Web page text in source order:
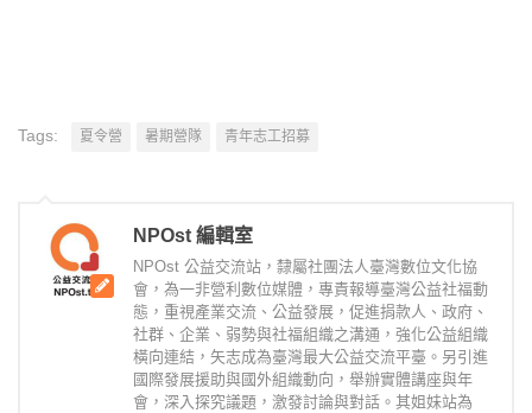
Tags: 夏令營 暑期營隊 青年志工招募
NPOst 編輯室
NPOst 公益交流站，隸屬社團法人臺灣數位文化協
會，為一非營利數位媒體，專責報導臺灣公益社福動
態，重視產業交流、公益發展，促進捐款人、政府、
社群、企業、弱勢與社福組織之溝通，強化公益組織
橫向連結，矢志成為臺灣最大公益交流平臺。另引進
國際發展援助與國外組織動向，舉辦實體講座與年
會，深入探究議題，激發討論與對話。其姐妹站為